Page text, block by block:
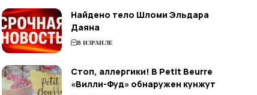
Найдено тело Шломи Эльдара
Даяна
В ИЗРАИЛЕ
Стоп, аллергики! В Petit Beurre
«Вилли-Фуд» обнаружен кунжут